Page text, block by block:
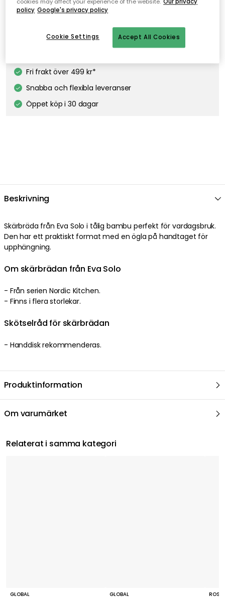
Lägg i varukorgen
I webblager – endast 3 st kvar
Fri frakt över 499 kr*
Snabba och flexibla leveranser
Öppet köp i 30 dagar
Beskrivning
Skärbräda från Eva Solo i tålig bambu perfekt för vardagsbruk.
Den har ett praktiskt format med en ögla på handtaget för
upphängning.
Om skärbrädan från Eva Solo
- Från serien Nordic Kitchen.
- Finns i flera storlekar.
Skötselråd för skärbrädan
- Handdisk rekommenderas.
Produktinformation
Om varumärket
Relaterat i samma kategori
GLOBAL GLOBAL ROSTI
cookies may affect your experience of the website. Our privacy
policy Google's privacy policy
Accept All Cookies
Cookie Settings